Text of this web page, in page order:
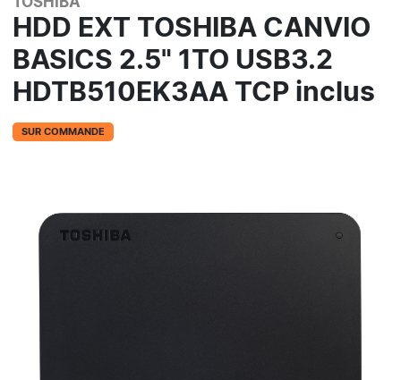
HDD EXT TOSHIBA CANVIO
BASICS 2.5" 1TO USB3.2
HDTB510EK3AA TCP inclus
SUR COMMANDE